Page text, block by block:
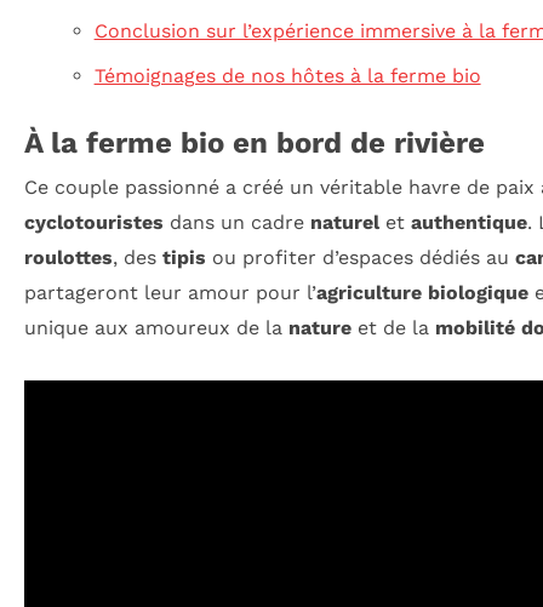
Conclusion sur l’expérience immersive à la
Témoignages de nos hôtes à la ferme bio
À la ferme bio en bord de rivière
Ce couple passionné a créé un véritable havre de
cyclotouristes dans un cadre naturelet authentique.
roulottes, des tipis ou profiter d’espaces dédiés au
partageront leur amour pour l’agriculture biologique
unique aux amoureux de la nature et de la mobilité